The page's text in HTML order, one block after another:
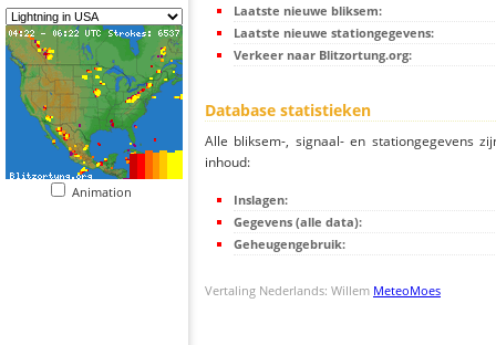
Animation
Laatste nieuwe bliksem:
Laatste nieuwe stationgegevens:
Verkeer naar Blitzortung.org:
Database statistieken
Alle bliksem-, signaal- en stationgegevens
inhoud:
Inslagen:
Gegevens (alle data):
Geheugengebruik:
Vertaling Nederlands: Willem MeteoMoes